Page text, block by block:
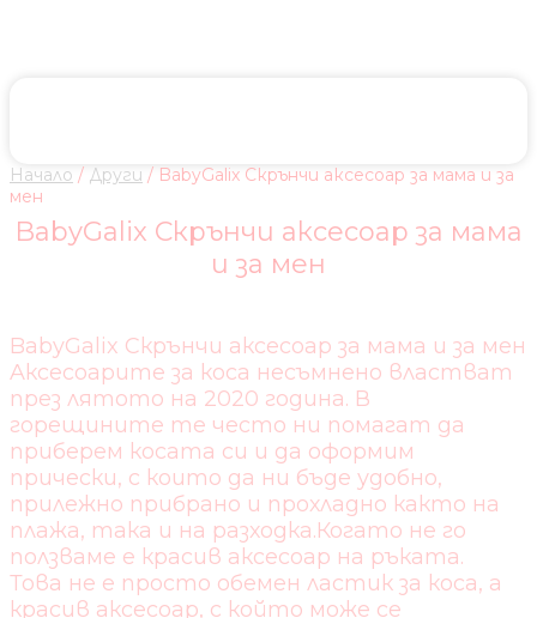
Начало / Други / BabyGalix Скрънчи аксесоар за мама и за
мен
BabyGalix Скрънчи аксесоар за мама
и за мен
BabyGalix Скрънчи аксесоар за мама и за мен
Aксесоарите за коса несъмнено властват
през лятото на 2020 година. В
горещините те често ни помагат да
приберем косата си и да оформим
прически, с които да ни бъде удобно,
прилежно прибрано и прохладно както на
плажа, така и на разходка.Когато не го
ползваме е красив аксесоар на ръката.
Това не е просто обемен ластик за коса, а
красив аксесоар, с който може се